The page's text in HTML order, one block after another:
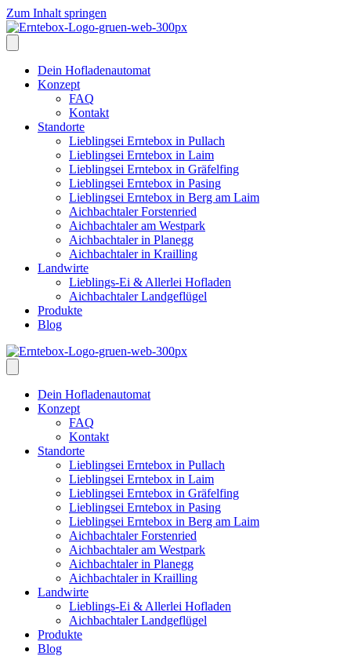
Zum Inhalt springen
Dein Hofladenautomat
Konzept
FAQ
Kontakt
Standorte
Lieblingsei Erntebox in Pullach
Lieblingsei Erntebox in Laim
Lieblingsei Erntebox in Gräfelfing
Lieblingsei Erntebox in Pasing
Lieblingsei Erntebox in Berg am Laim
Aichbachtaler Forstenried
Aichbachtaler am Westpark
Aichbachtaler in Planegg
Aichbachtaler in Krailling
Landwirte
Lieblings-Ei & Allerlei Hofladen
Aichbachtaler Landgeflügel
Produkte
Blog
Dein Hofladenautomat
Konzept
FAQ
Kontakt
Standorte
Lieblingsei Erntebox in Pullach
Lieblingsei Erntebox in Laim
Lieblingsei Erntebox in Gräfelfing
Lieblingsei Erntebox in Pasing
Lieblingsei Erntebox in Berg am Laim
Aichbachtaler Forstenried
Aichbachtaler am Westpark
Aichbachtaler in Planegg
Aichbachtaler in Krailling
Landwirte
Lieblings-Ei & Allerlei Hofladen
Aichbachtaler Landgeflügel
Produkte
Blog